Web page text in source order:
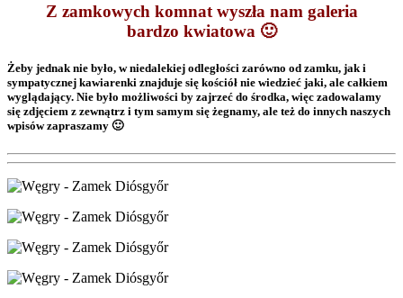
Z zamkowych komnat wyszła nam galeria
bardzo kwiatowa 🙂
Żeby jednak nie było, w niedalekiej odległości zarówno od zamku, jak i
sympatycznej kawiarenki znajduje się kościół nie wiedzieć jaki, ale całkiem
wyglądający. Nie było możliwości by zajrzeć do środka, więc zadowalamy
się zdjęciem z zewnątrz i tym samym się żegnamy, ale też do innych naszych
wpisów zapraszamy 🙂